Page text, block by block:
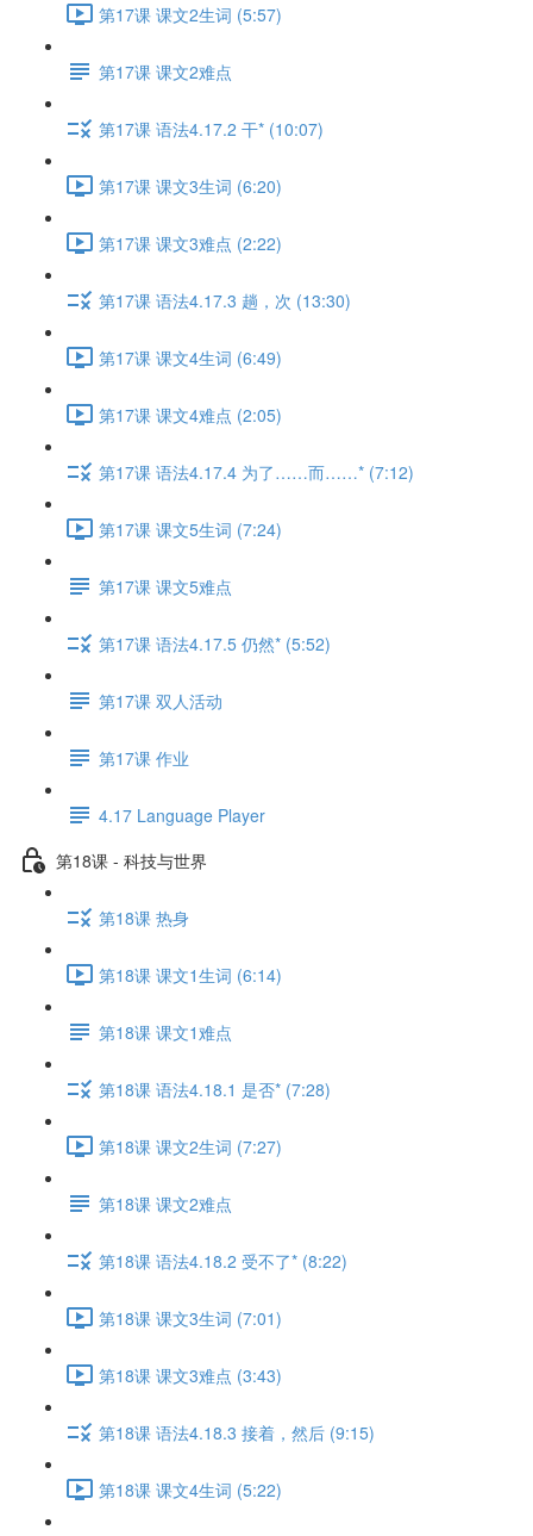
第17课 课文2生词 (5:57)
第17课 课文2难点
第17课 语法4.17.2 干* (10:07)
第17课 课文3生词 (6:20)
第17课 课文3难点 (2:22)
第17课 语法4.17.3 趟，次 (13:30)
第17课 课文4生词 (6:49)
第17课 课文4难点 (2:05)
第17课 语法4.17.4 为了……而……* (7:12)
第17课 课文5生词 (7:24)
第17课 课文5难点
第17课 语法4.17.5 仍然* (5:52)
第17课 双人活动
第17课 作业
4.17 Language Player
第18课 - 科技与世界
第18课 热身
第18课 课文1生词 (6:14)
第18课 课文1难点
第18课 语法4.18.1 是否* (7:28)
第18课 课文2生词 (7:27)
第18课 课文2难点
第18课 语法4.18.2 受不了* (8:22)
第18课 课文3生词 (7:01)
第18课 课文3难点 (3:43)
第18课 语法4.18.3 接着，然后 (9:15)
第18课 课文4生词 (5:22)